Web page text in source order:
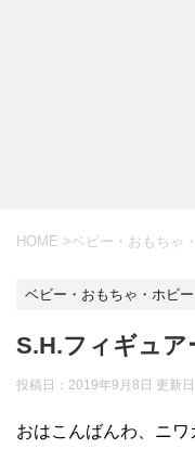
HOME >ベビー・おもちゃ
ベビー・おもちゃ・ホビー
S.H.フィギュ
投稿日：2019年9月8日 更新日
おはこんばんわ、ニワ